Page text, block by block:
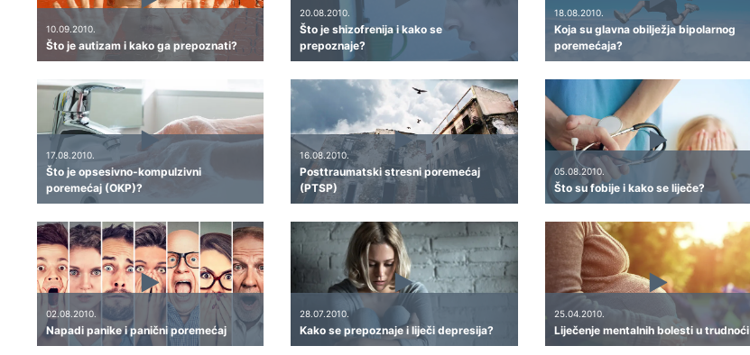
10.09.2010.
Što je autizam i kako ga prepoznati?
20.08.2010.
Što je shizofrenija i kako se
prepoznaje?
18.08.2010.
Koja su glavna obilježja bipolarnog
poremećaja?
17.08.2010.
Što je opsesivno-kompulzivni
poremećaj (OKP)?
16.08.2010.
Posttraumatski stresni poremećaj
(PTSP)
05.08.2010.
Što su fobije i kako se liječe?
02.08.2010.
Napadi panike i panični poremećaj
28.07.2010.
Kako se prepoznaje i liječi depresija?
25.04.2010.
Liječenje mentalnih bolesti u trudnoći